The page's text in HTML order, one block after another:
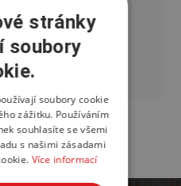
stránky
soubory
soubory cookie
zážitku. Používáním
souhlasíte se všemi
s našimi zásadami
Více informací